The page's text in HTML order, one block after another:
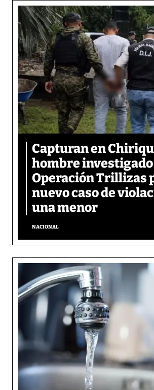
Capturan en
hombre investigado
Operación Trillizas
nuevo caso de
una menor
NACIONAL